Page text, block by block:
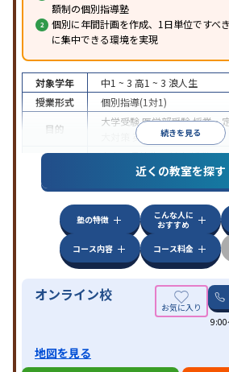
額制の個別指導塾
個別に年間計画を作成、1日単位ですべ
に集中できる環境を実現
続きを見る
対象学年 中1 ~ 3 高1 ~ 3 浪人生
授業形式
個別指導(1対1)
目的
大学受験医学部受験授業・
英検(英語検定)対策
中高一貫校生に対応授業の
自習室あり
近くの教室を探す
塾の特徴
こんな人に
おすすめ
コース内容
コース料金
オンライン校
9:00
地図を見る